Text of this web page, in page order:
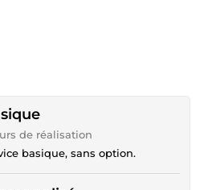
de réalisation
basique, sans option.